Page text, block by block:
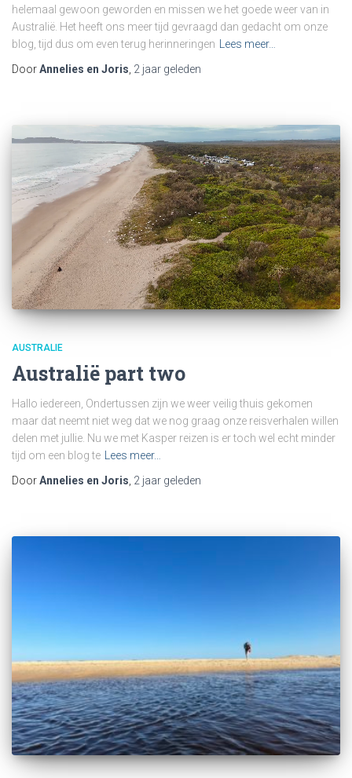
helemaal gewoon geworden en missen we het goede weer van in
Australië. Het heeft ons meer tijd gevraagd dan gedacht om onze
blog, tijd dus om even terug herinneringen
Lees meer…
DoorAnnelies en Joris 2 jaar geleden
AUSTRALIE
Australië part two
Hallo iedereen, Ondertussen zijn we weer veilig thuis gekomen
maar dat neemt niet weg dat we nog graag onze reisverhalen willen
delen met jullie. Nu we met Kasper reizen is er toch wel echt minder
tijd om een blog te
Lees meer…
DoorAnnelies en Joris 2 jaar geleden